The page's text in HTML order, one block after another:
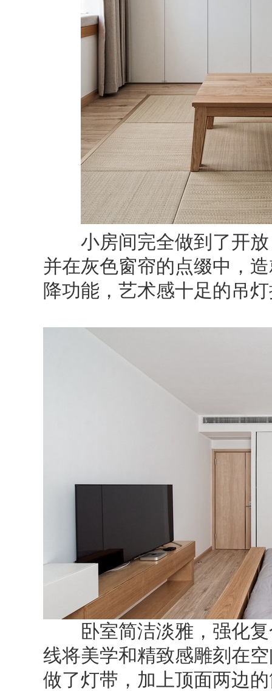
小房间完全做到了开放
并在灰色窗帘的点缀中，
降功能，艺术感十足的吊
卧室简洁淡雅，强化复
线将美学和精致感雕刻在
做了灯带，加上顶面两边